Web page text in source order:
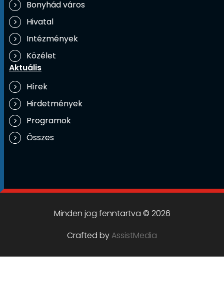
Bonyhád város
Hivatal
Intézmények
Közélet
Aktuális
Hírek
Hirdetmények
Programok
Összes
Minden jog fenntartva © 2026
Crafted byAssistMedia